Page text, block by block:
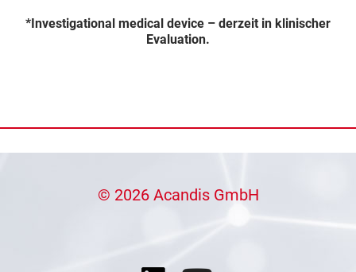
*Investigational medical device – derzeit in klinischer
Evaluation.
© 2026 Acandis GmbH